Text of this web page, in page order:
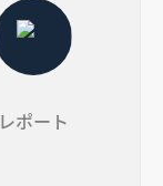
レポート